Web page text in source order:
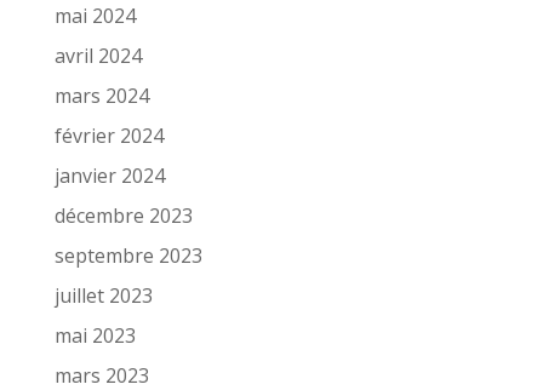
mai 2024
avril 2024
mars 2024
février 2024
janvier 2024
décembre 2023
septembre 2023
juillet 2023
mai 2023
mars 2023